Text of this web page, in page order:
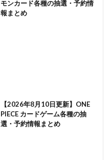
モンカード各種の抽選・予約情
報まとめ
【2026年8月10日更新】ONE
PIECE カードゲーム各種の抽
選・予約情報まとめ